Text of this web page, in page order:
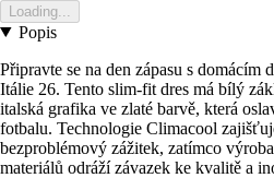
Loading...
Popis
Připravte se na den zápasu s domácím
Itálie 26. Tento slim-fit dres má bílý
italská grafika ve zlaté barvě, která
fotbalu. Technologie Climacool
bezproblémový zážitek, zatímco
materiálů odráží závazek ke kvalitě a